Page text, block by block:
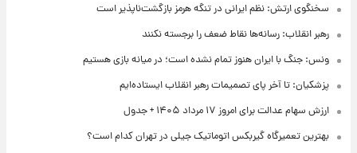
سخنگوی ارتش: نظم ایرانی در تنگه هرمز بازگشت‌ناپذیر است
رهبر انقلاب: رسانه‌ها نقاط ضعف را برجسته نکنند
ونس: جنگ با ایران هنوز تمام نشده است؛ در میانه بازی هستیم
پزشکیان: تا آخر پای تصمیمات رهبر انقلاب ایستاده‌ایم
ارزش سهام عدالت برای امروز ۱۷ مرداد ۱۴۰۵ + جدول
بهترین تعمیرگاه گیربکس اتوماتیک جیلی در تهران کدام است؟